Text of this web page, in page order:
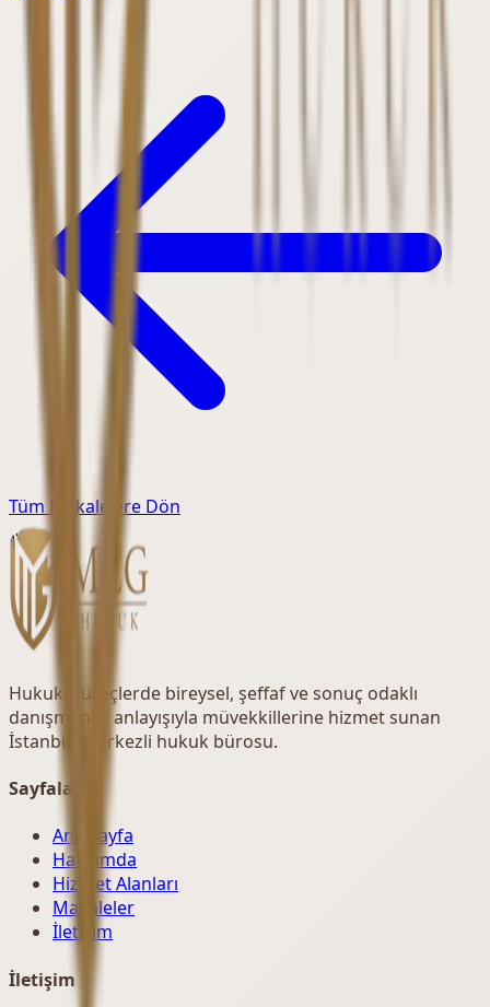
Tüm Makalelere Dön
Hukuki süreçlerde bireysel, şeffaf ve sonuç odaklı
danışmanlık anlayışıyla müvekkillerine hizmet sunan
İstanbul merkezli hukuk bürosu.
Sayfalar
Ana Sayfa
Hakkımda
Hizmet Alanları
Makaleler
İletişim
İletişim